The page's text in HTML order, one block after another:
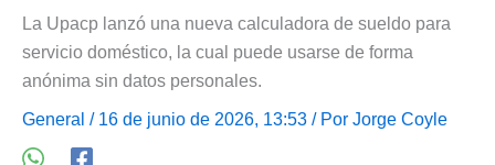
La Upacp lanzó una nueva calculadora de sueldo para
servicio doméstico, la cual puede usarse de forma
anónima sin datos personales.
General / 16 de junio de 2026, 13:53 / Por Jorge Coyle